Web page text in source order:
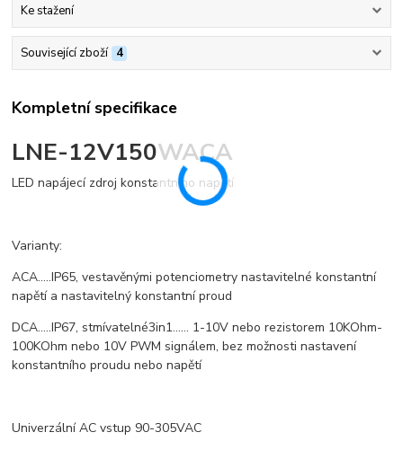
Ke stažení
Související zboží 4
Kompletní specifikace
LNE-12V150WACA
LED napájecí zdroj konstantního napětí
Varianty:
ACA.....IP65, vestavěnými potenciometry nastavitelné konstantní
napětí a nastavitelný konstantní proud
DCA.....IP67, stmívatelné3in1...... 1-10V nebo rezistorem 10KOhm-
100KOhm nebo 10V PWM signálem, bez možnosti nastavení
konstantního proudu nebo napětí
Univerzální AC vstup 90-305VAC